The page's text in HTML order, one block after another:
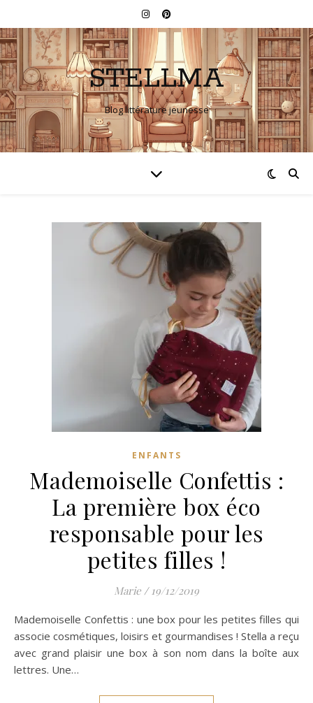
STELLMA
Blog littérature jeunesse
ENFANTS
Mademoiselle Confettis :
La première box éco
responsable pour les
petites filles !
Marie / 19/12/2019
Mademoiselle Confettis : une box pour les petites filles qui
associe cosmétiques, loisirs et gourmandises ! Stella a reçu
avec grand plaisir une box à son nom dans la boîte aux
lettres. Une…